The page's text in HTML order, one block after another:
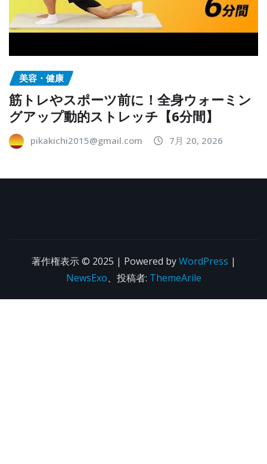
美容・健康
筋トレやスポーツ前に！全身ウォーミン
グアップ動的ストレッチ【6分間】
pikakichi2015@gmail.com 7月 20, 2026
著作権表示 © 2025 | Powered byWordPress |
NewsExo、投稿者: ThemeArile